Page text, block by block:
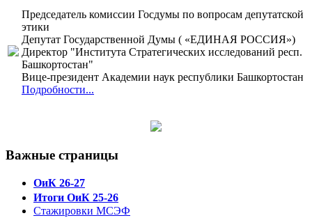
Председатель комиссии Госдумы по вопросам депутатской
этики
Депутат Государственной Думы ( «ЕДИНАЯ РОССИЯ»)
Директор "Института Стратегических исследований респ.
Башкортостан"
Вице-президент Академии наук республики Башкортостан
Подробности...
Важные страницы
ОиК 26-27
Итоги ОиК 25-26
Стажировки МСЭФ